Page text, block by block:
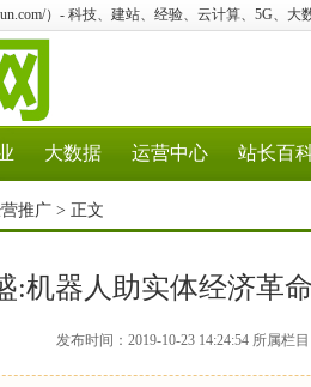
）- 科技、建站、经验、云计算、5G、大
大数据 运营中心 站长百
推广 > 正文
:机器人助实体经济革
发布时间：2019-10-23 14:24:54 所属栏